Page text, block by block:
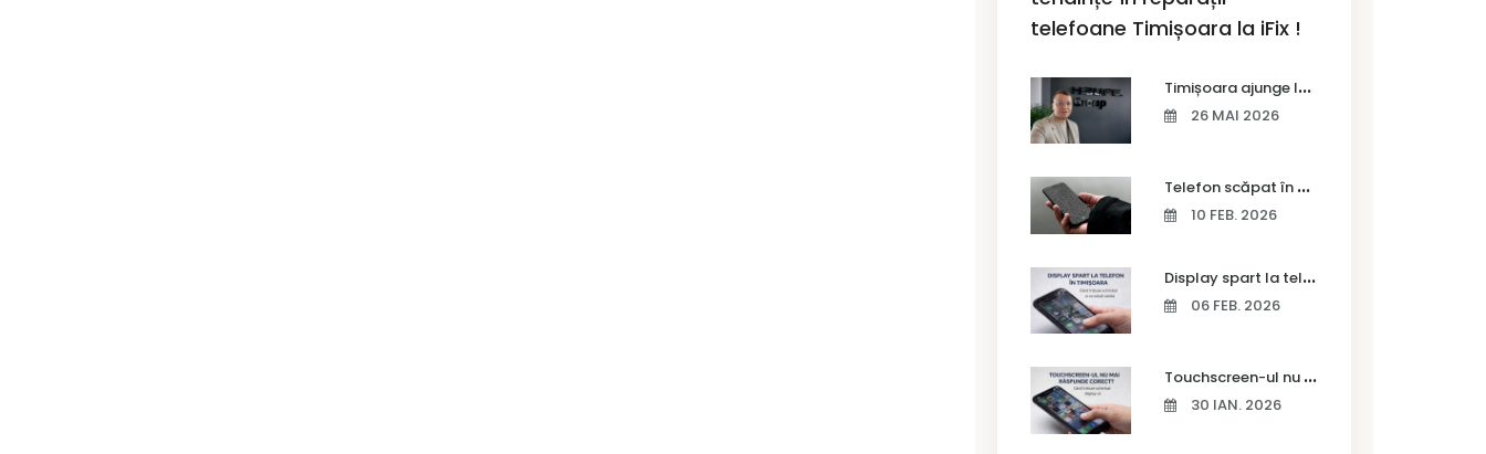
telefoane Timișoara la iFix !
T
imișoara ajunge la Vodafone Business Bootcamp prin Marius Cermian de la Armour România
26 MAI 2026
T
elefon scăpat în apă – ce trebuie să faci imediat și ce greșeli să eviți
10 FEB. 2026
D
isplay spart la telefon în Timișoara
06 FEB. 2026
T
ouchscreen-ul nu mai răspunde corect? Când trebuie schimbat display-ul
30 IAN. 2026